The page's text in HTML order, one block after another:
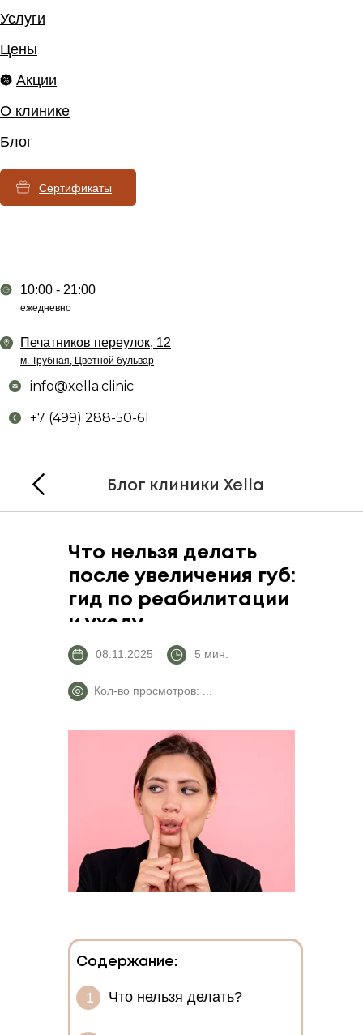
Печатников переулок, 12
м. Трубная, Цветной бульвар
Сертификаты
О клинике
Блог
10:00 - 21:00
ежедневно
Услуги
Цены
Акции
info@xella.clinic
+7 (499) 288-50-61
Блог клиники Xella
Что нельзя делать
после увеличения губ:
гид по реабилитации
и уходу
Кол-во просмотров: ...
5 мин.
08.11.2025
Содержание:
1 Что нельзя делать?